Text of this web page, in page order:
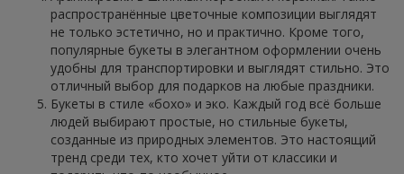
распространённые цветочные композиции выглядят
не только эстетично, но и практично. Кроме того,
популярные букеты в элегантном оформлении очень
удобны для транспортировки и выглядят стильно. Это
отличный выбор для подарков на любые праздники.
Букеты в стиле «бохо» и эко. Каждый год всё больше
людей выбирают простые, но стильные букеты,
созданные из природных элементов. Это настоящий
тренд среди тех, кто хочет уйти от классики и